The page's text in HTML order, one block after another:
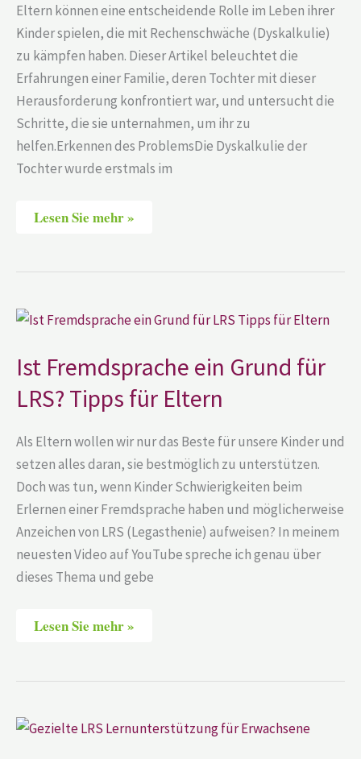
Eltern können eine entscheidende Rolle im Leben ihrer
Kinder spielen, die mit Rechenschwäche (Dyskalkulie)
zu kämpfen haben. Dieser Artikel beleuchtet die
Erfahrungen einer Familie, deren Tochter mit dieser
Herausforderung konfrontiert war, und untersucht die
Schritte, die sie unternahmen, um ihr zu
helfen.Erkennen des ProblemsDie Dyskalkulie der
Tochter wurde erstmals im
Lesen Sie mehr »
Ist Fremdsprache ein Grund für
LRS? Tipps für Eltern
Als Eltern wollen wir nur das Beste für unsere Kinder und
setzen alles daran, sie bestmöglich zu unterstützen.
Doch was tun, wenn Kinder Schwierigkeiten beim
Erlernen einer Fremdsprache haben und möglicherweise
Anzeichen von LRS (Legasthenie) aufweisen? In meinem
neuesten Video auf YouTube spreche ich genau über
dieses Thema und gebe
Ist
Fremdsprache
für
LRS?
Tipps
für
Lesen Sie mehr »
Gezielte
LRS